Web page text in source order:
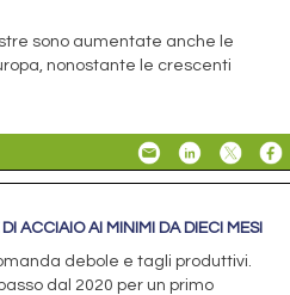
sono aumentate anche le
nonostante le crescenti
ACCIAIO AI MINIMI DA DIECI MESI
debole e tagli produttivi.
dal 2020 per un primo